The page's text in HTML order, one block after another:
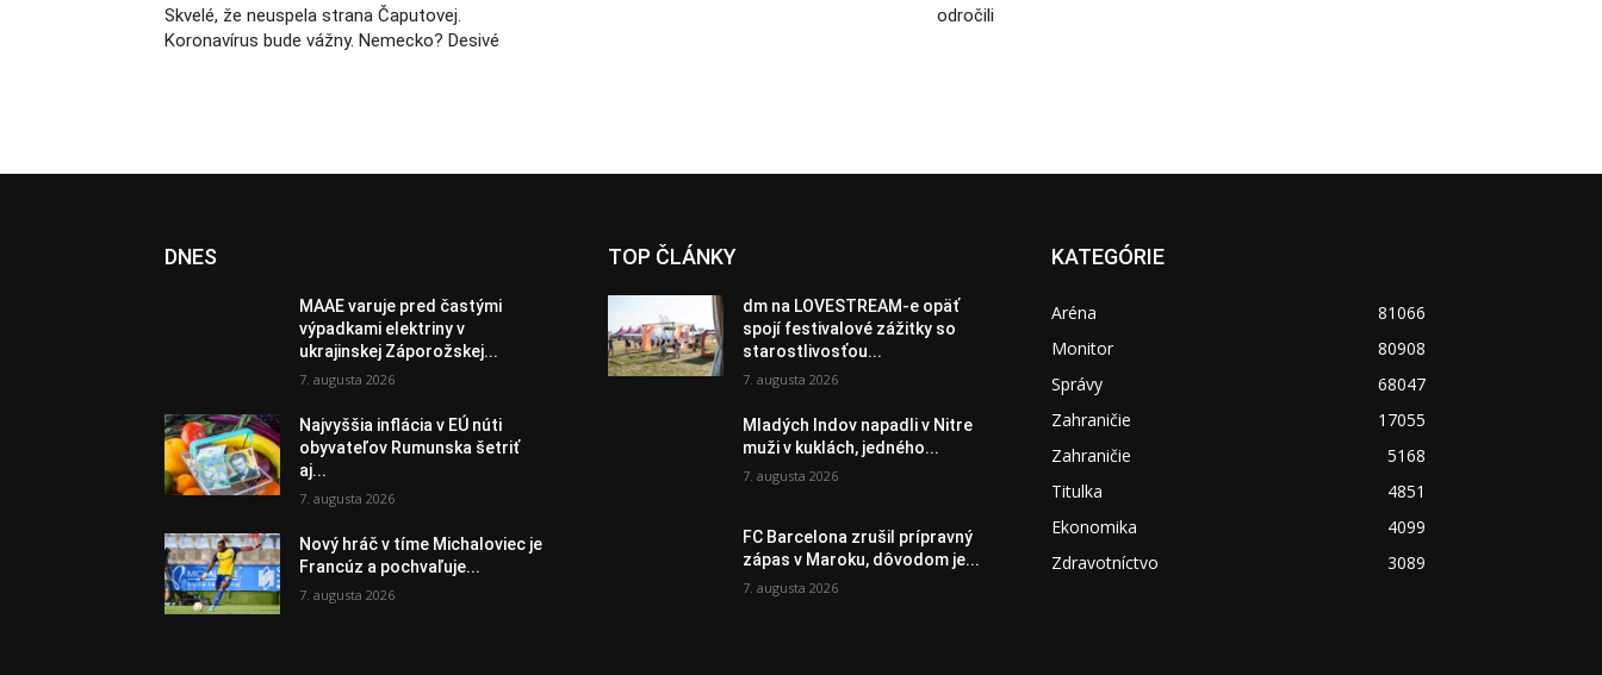
Skvelé, že neuspela strana Čaputovej.
Koronavírus bude vážny. Nemecko? Desivé
odročili
DNES
MAAE varuje pred častými
výpadkami elektriny v
ukrajinskej Záporožskej...
7. augusta 2026
Najvyššia inflácia v EÚ núti
obyvateľov Rumunska šetriť
aj...
7. augusta 2026
Nový hráč v tíme Michaloviec je
Francúz a pochvaľuje...
7. augusta 2026
TOP ČLÁNKY
dm na LOVESTREAM-e opäť
spojí festivalové zážitky so
starostlivosťou...
7. augusta 2026
Mladých Indov napadli v Nitre
muži v kuklách, jedného...
7. augusta 2026
FC Barcelona zrušil prípravný
zápas v Maroku, dôvodom je...
7. augusta 2026
KATEGÓRIE
Aréna
81066
Monitor
80908
Správy
68047
Zahraničie
17055
Zahraničie
5168
Titulka
4851
Ekonomika
4099
Zdravotníctvo
3089